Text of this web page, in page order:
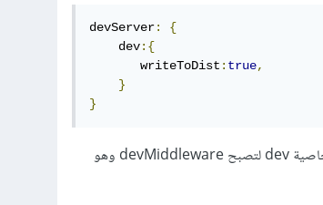
devServer:
{
    dev
:{
       writeToDist
: true,
}
}
وبمجرد اطلاق النسخة 4.0.0 - beta.3 بزمن قصير قد تم اعادة تسمية الخاصية dev لتصبح devMiddleware وهو